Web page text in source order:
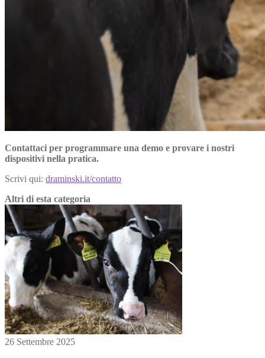
Contattaci per programmare una demo e provare i nostri
dispositivi nella pratica.
Scrivi qui: draminski.it/contatto
Altri di esta categoria
26 Settembre 2025